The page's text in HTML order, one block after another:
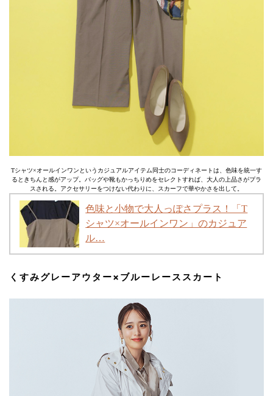
Tシャツ×オールインワンというカジュアルアイテム同士のコーディネートは、色味を統一す
るときちんと感がアップ。バッグや靴もかっちりめをセレクトすれば、大人の上品さがプラ
スされる。アクセサリーをつけない代わりに、スカーフで華やかさを出して。
色味と小物で大人っぽさプラス！「T
シャツ×オールインワン」のカジュア
ル…
くすみグレーアウター×ブルーレーススカート